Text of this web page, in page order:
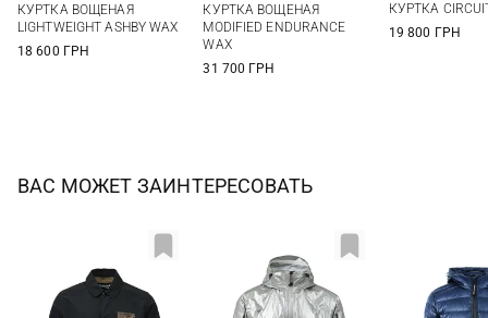
КУРТКА ВОЩЕНАЯ
LIGHTWEIGHT ASHBY WAX
18 600 ГРН
КУРТКА ВОЩЕНАЯ
MODIFIED ENDURANCE
WAX
31 700 ГРН
КУРТКА
19 800 ГРН
ВАС МОЖЕТ ЗАИНТЕРЕСОВАТЬ